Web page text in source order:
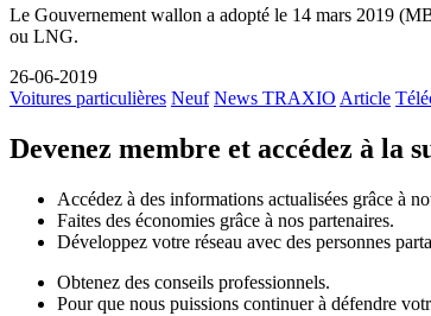
Le Gouvernement wallon a adopté le 14 mars 2019
ou LNG.
26-06-2019
Voitures particulières Neuf News TRAXIO Article
Devenez membre et accédez à la
Accédez à des informations actualisées grâce à
Faites des économies grâce à nos partenaires.
Développez votre réseau avec des personnes
Obtenez des conseils professionnels.
Pour que nous puissions continuer à défendre